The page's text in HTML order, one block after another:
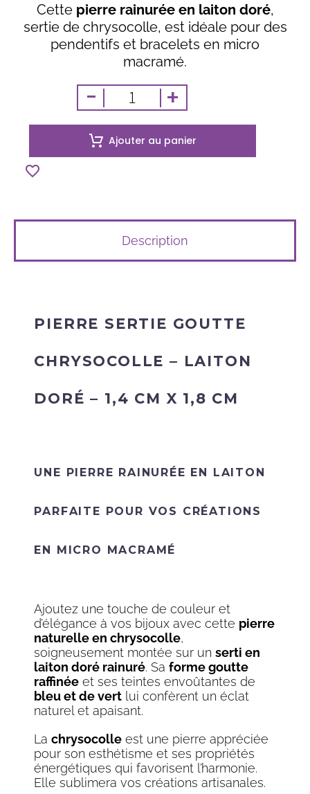
Cette pierre rainurée en laiton doré,
sertie de chrysocolle, est idéale pour des
pendentifs et bracelets en micro
macramé.
- +
Ajouter au panier
Description
PIERRE SERTIE GOUTTE
CHRYSOCOLLE – LAITON
DORÉ – 1,4 CM X 1,8 CM
UNE PIERRE RAINURÉE EN LAITON
PARFAITE POUR VOS CRÉATIONS
EN MICRO MACRAMÉ
Ajoutez une touche de couleur et
d’élégance à vos bijoux avec cette pierre
naturelle en chrysocolle,
soigneusement montée sur unserti en
laiton doré rainuré. Saforme goutte
raffinée et ses teintes envoûtantes de
bleu et de vert lui confèrent un éclat
naturel et apaisant.
Lachrysocolle est une pierre appréciée
pour son esthétisme et ses propriétés
énergétiques qui favorisent l’harmonie.
Elle sublimera vos créations artisanales.